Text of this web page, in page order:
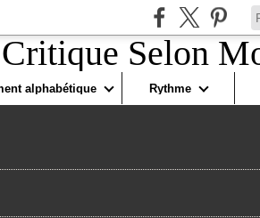
alphabétique Rythme